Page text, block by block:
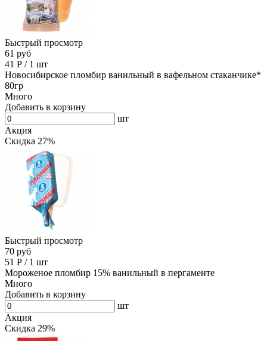
Быстрый просмотр
61 руб
41 Р / 1 шт
Новосибирское пломбир ванильный в вафельном стаканчике*
80гр
Много
Добавить в корзину
шт
Акция
Скидка 27%
Быстрый просмотр
70 руб
51 Р / 1 шт
Мороженое пломбир 15% ванильный в пергаменте
Много
Добавить в корзину
шт
Акция
Скидка 29%